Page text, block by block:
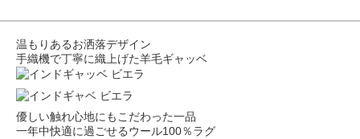
温もりあるお洒落デザイン
手織機で丁寧に織上げた羊毛ギャッベ
優しい触れ心地にもこだわった一品
一年中快適に過ごせるウール100％ラグ